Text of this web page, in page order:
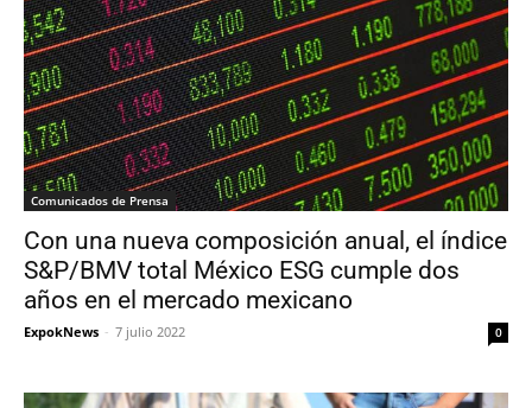
Comunicados de Prensa
Con una nueva composición anual, el índice
S&P/BMV total México ESG cumple dos
años en el mercado mexicano
ExpokNews - 7 julio 2022 0